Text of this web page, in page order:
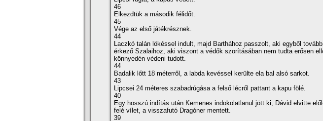
46
Elkezdtük a második félidőt.
45
Vége az első játékrésznek.
44
Laczkó talán lökéssel indult, majd Barthához passzolt, aki egyből
érkező Szalaihoz, aki viszont a védők szorí­tásában nem tudta erősen
könnyedén védeni tudott.
44
Badalik lőtt 18 méterről, a labda kevéssel kerülte ela bal alsó sarkot.
43
Lipcsei 24 méteres szabadrúgása a felső lécről pattant a kapu fölé.
40
Egy hosszú indí­tás után Kemenes indokolatlanul jött ki, Dávid elvitte
felé ví­let, a visszafutó Dragóner mentett.
39